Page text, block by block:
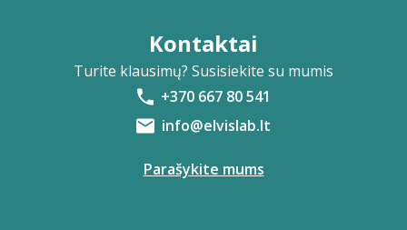
Kontaktai
Turite klausimų? Susisiekite su mumis
+370 667 80 541
info@elvislab.lt
Parašykite mums